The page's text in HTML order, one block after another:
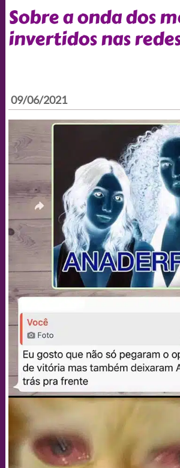
Sobre a onda dos
invertidos nas
09/06/2021